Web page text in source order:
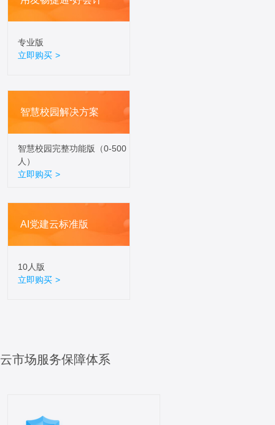
专业版
立即购买 >
智慧校园解决方案
智慧校园完整功能版（0-500
人）
立即购买 >
AI党建云标准版
10人版
立即购买 >
云市场服务保障体系